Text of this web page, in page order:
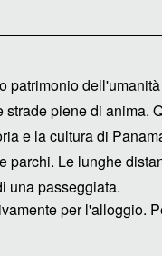
patrimonio
piene di anima.
e la cultura di
parchi. Le lunghe
una passeggiata.
per l'alloggio.